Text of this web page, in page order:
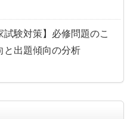
試験対策】必修問題のこ
と出題傾向の分析